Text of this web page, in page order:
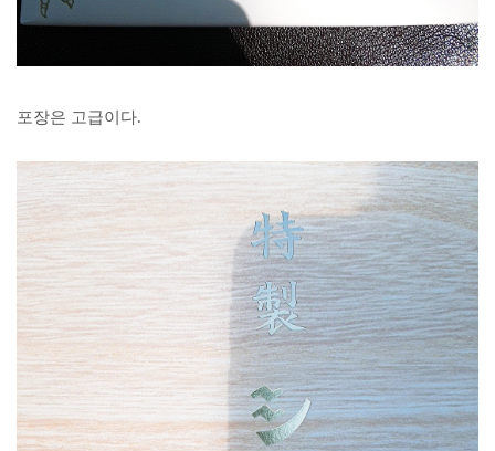
포장은 고급이다.